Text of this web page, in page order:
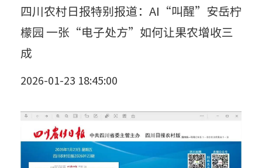
四川农村日报特别报道：AI“叫醒”安岳柠
檬园 一张“电子处方”如何让果农增收三
成
2026-01-23 18:45:00